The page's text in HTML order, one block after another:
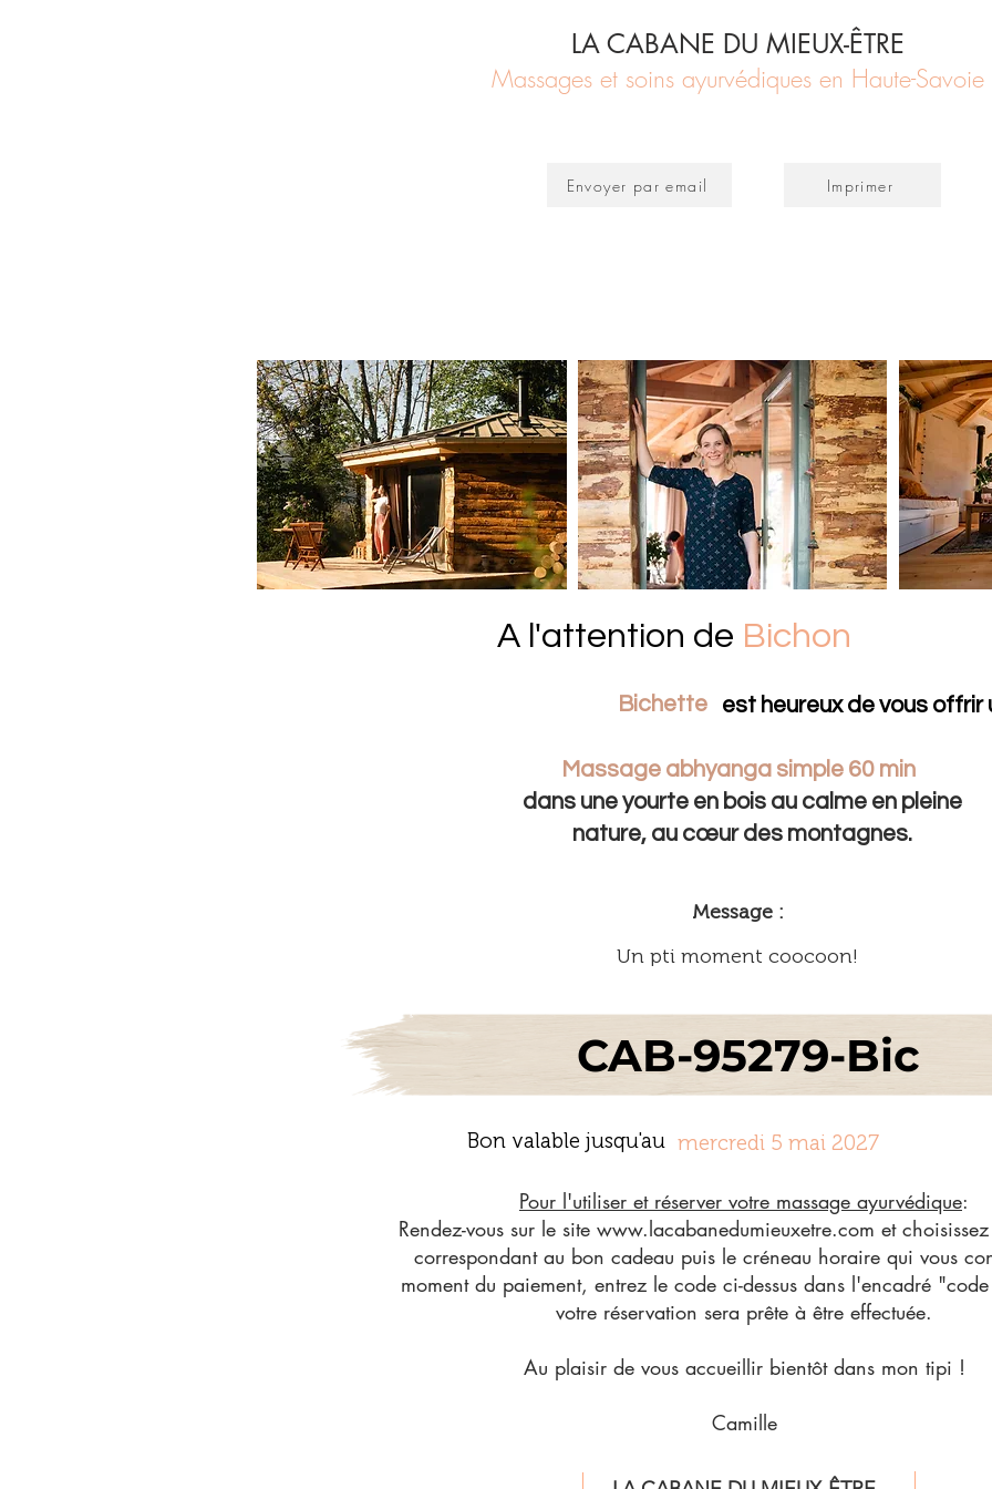
LA CABANE DU MIEUX-ÊTRE
Massages et soins ayurvédiques en Haute-Savoie
Envoyer par email Imprimer
A l'attention de Bichon
Bichette est heureux de vous offrir
Massage abhyanga simple 60 min
dans une yourte en bois au calme en pleine
nature, au cœur des montagnes.
Message :
Un pti moment coocoon!
CAB-95279-Bic
Bon valable jusqu'au mercredi 5 mai 2027
Pour l'utiliser et réserver votre massage ayurvédique:
Rendez-vous sur le site www.lacabanedumieuxetre.com et
correspondant au bon cadeau puis le créneau horaire qui vous
moment du paiement, entrez le code ci-dessus dans l'encadré
votre réservation sera prête à être effectuée.
Au plaisir de vous accueillir bientôt dans mon tipi !
Camille